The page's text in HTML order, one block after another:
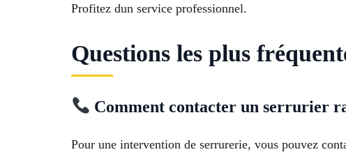
Profitez dun service professionnel.
Questions les plus
Comment contacter un serrurier
Pour une intervention de serrurerie, vous pouvez